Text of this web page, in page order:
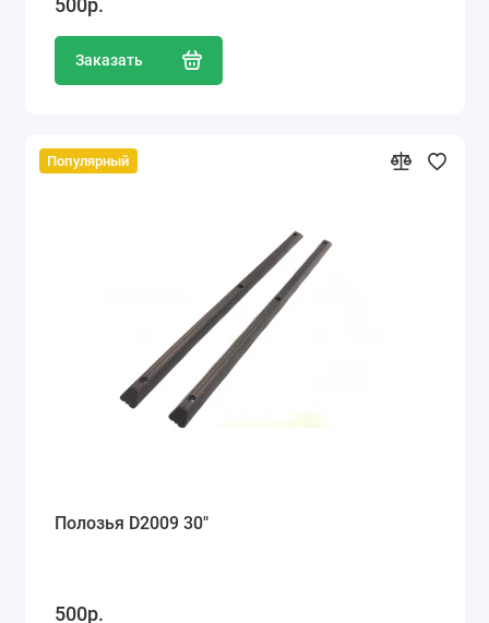
Ремонт мелкой бытовой техники
Ремонт компьютеров
Макеты для печати на кружках
Заказать
Популярный
Полозья D2009 30"
500р.